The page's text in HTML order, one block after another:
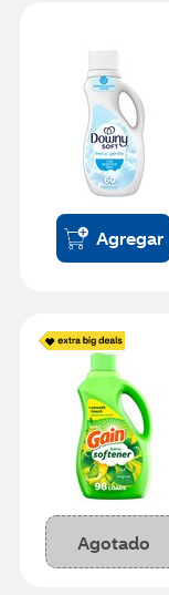
Agregar
Agotado